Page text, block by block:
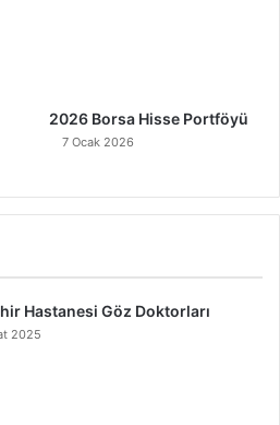
2026 Borsa Hisse Portföyü
7 Ocak 2026
Hastanesi Göz Doktorları
2025